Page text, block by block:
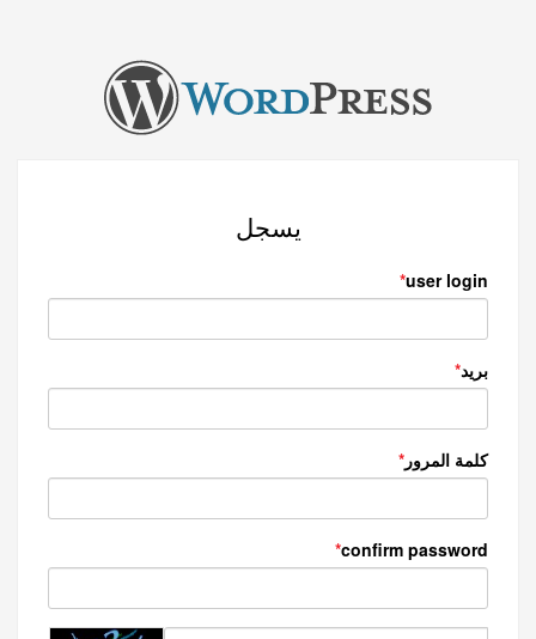
يسجل
user login
بريد
كلمة المرور
confirm password